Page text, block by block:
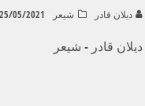
دیلان قادر شیعر 25/05/2021
دیلان قادر - شیعر